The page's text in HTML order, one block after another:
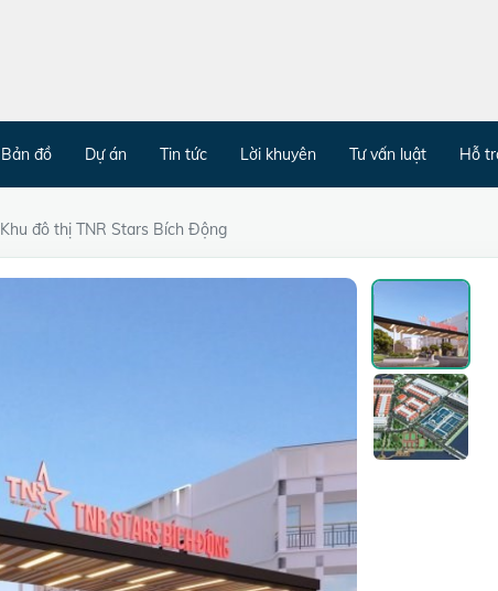
Bản đồ Dự án Tin tức Lời khuyên Tư vấn luật Hỗ
Khu đô thị TNR Stars Bích Động